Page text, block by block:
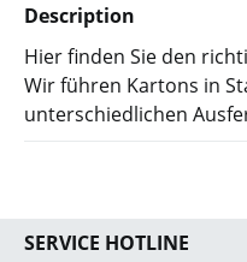
Description
Hier finden Sie den
Wir führen Kartons in
unterschiedlichen
SERVICE HOTLINE